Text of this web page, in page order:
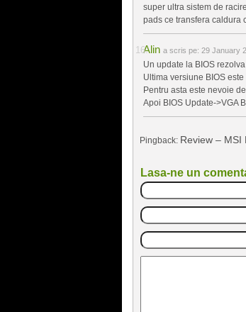
super ultra sistem de
pads ce transfera caldura
Alin a scris pe: 29 January
Un update la BIOS
Ultima versiune BIOS este
Pentru asta este nevoie
Apoi BIOS Update->VGA
Pingback: Review – MSI
Lasa-ne un